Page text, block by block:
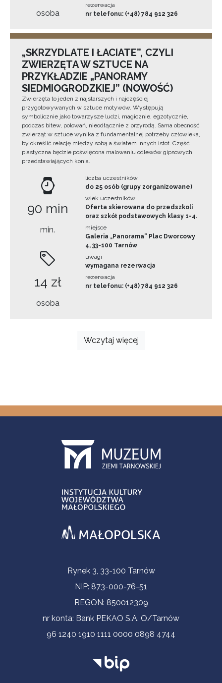
osoba
rezerwacja
nr telefonu: (+48) 784 912 326
„SKRZYDLATE I ŁACIATE”, CZYLI
ZWIERZĘTA W SZTUCE NA
PRZYKŁADZIE „PANORAMY
SIEDMIOGRODZKIEJ” (NOWOŚĆ)
Zwierzęta to jeden z najstarszych i najczęściej
przygotowywanych w sztuce motywów. Występują
symbolicznie jako towarzysze ludzi, magicznie, egzotycznie,
podczas bitew, polowań, nieodłącznie z przyrodą. Sama obecność
zwierząt w sztuce wynika z fundamentalnej potrzeby człowieka,
by określić relację między sobą a światem innych istot. Część
plastyczna będzie poświęcona malowaniu odlewów gipsowych
przedstawiających konia.
90 min
min.
14 zł
osoba
liczba uczestników
do 25 osób (grupy zorganizowane)
wiek uczestników
Oferta skierowana do przedszkoli
oraz szkół podstawowych klasy 1-4.
miejsce
Galeria „Panorama” Plac Dworcowy
4, 33-100 Tarnów
uwagi
wymagana rezerwacja
rezerwacja
nr telefonu: (+48) 784 912 326
Wczytaj więcej
Informacje kontaktoweRynek 3, 33-100 Tarnów
NIP: 873-000-76-51
REGON: 850012309
nr konta: Bank PEKAO S.A. O/Tarnów
96 1240 1910 1111 0000 0898 4744